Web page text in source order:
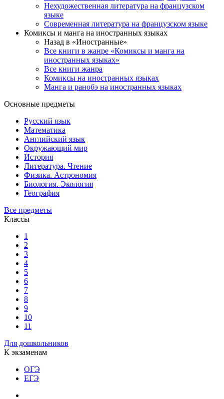
Нехудожественная литература на французском
языке
Современная литература на французском языке
Комиксы и манга на иностранных языках
Назад в «Иностранные»
Все книги в жанре «Комиксы и манга на
иностранных языках»
Все книги жанра
Комиксы на иностранных языках
Манга и ранобэ на иностранных языках
Основные предметы
Русский язык
Математика
Английский язык
Окружающий мир
История
Литература. Чтение
Физика. Астрономия
Биология. Экология
География
Все предметы
Классы
1
2
3
4
5
6
7
8
9
10
11
Для дошкольников
К экзаменам
ОГЭ
ЕГЭ